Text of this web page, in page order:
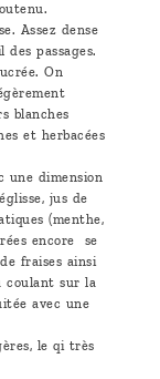
Assez dense
passages.
On
blanches
et herbacées
une dimension
jus de
(menthe,
encore se
fraises ainsi
coulant sur la
avec une
le qi très